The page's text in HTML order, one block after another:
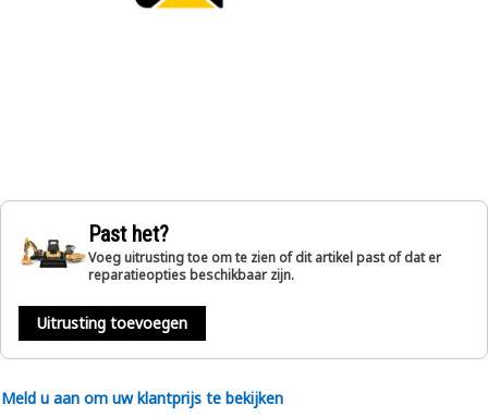
Past het?
Voeg uitrusting toe om te zien of dit artikel past of dat er
reparatieopties beschikbaar zijn.
Uitrusting toevoegen
Meld u aan om uw klantprijs te bekijken